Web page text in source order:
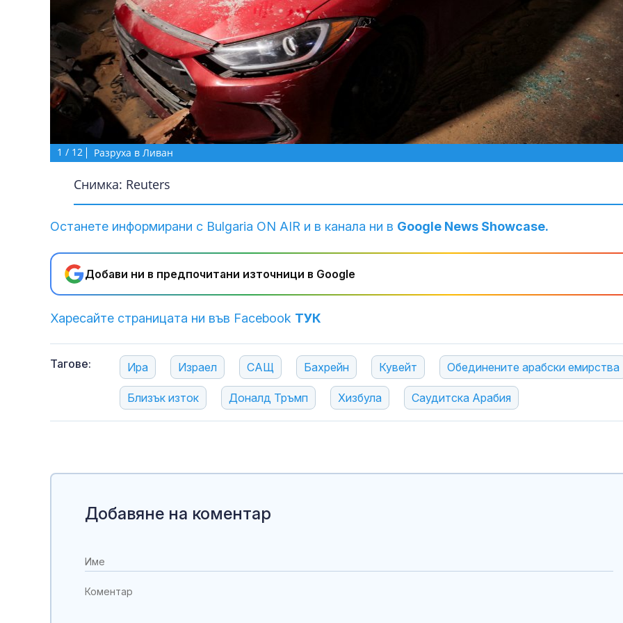
1 / 12 Разруха в Ливан
Снимка: Reuters
Останете информирани с Bulgaria ON AIR и в канала ни в Google News Showcase.
Добави ни в предпочитани източници в Google
Харесайте страницата ни във Facebook ТУК
Тагове: Ира Израел САЩ Бахрейн Кувейт Обединените арабски емирства
Близък изток Доналд Тръмп Хизбула Саудитска Арабия
Добавяне на коментар